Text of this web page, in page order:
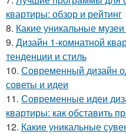
квартиры: обзор и рейтинг
8. Какие уникальные
9. Дизайн 1-комнатной
тенденции и стиль
10. Современный дизайн
советы и идеи
11. Современные идеи
квартиры: как обставить
12. Какие уникальные